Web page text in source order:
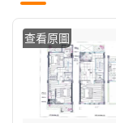
查看原圖